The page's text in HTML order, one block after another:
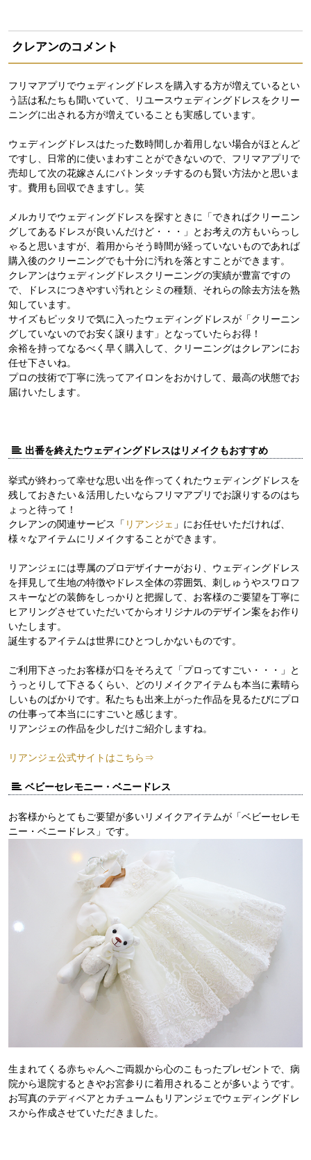
クレアンのコメント
フリマアプリでウェディングドレスを購入する方が増えているとい
う話は私たちも聞いていて、リユースウェディングドレスをクリー
ニングに出される方が増えていることも実感しています。
ウェディングドレスはたった数時間しか着用しない場合がほとんど
ですし、日常的に使いまわすことができないので、フリマアプリで
売却して次の花嫁さんにバトンタッチするのも賢い方法かと思いま
す。費用も回収できますし。笑
メルカリでウェディングドレスを探すときに「できればクリーニン
グしてあるドレスが良いんだけど・・・」とお考えの方もいらっし
ゃると思いますが、着用からそう時間が経っていないものであれば
購入後のクリーニングでも十分に汚れを落とすことができます。
クレアンはウェディングドレスクリーニングの実績が豊富ですの
で、ドレスにつきやすい汚れとシミの種類、それらの除去方法を熟
知しています。
サイズもピッタリで気に入ったウェディングドレスが「クリーニン
グしていないのでお安く譲ります」となっていたらお得！
余裕を持ってなるべく早く購入して、クリーニングはクレアンにお
任せ下さいね。
プロの技術で丁寧に洗ってアイロンをおかけして、最高の状態でお
届けいたします。
出番を終えたウェディングドレスはリメイクもおすすめ
挙式が終わって幸せな思い出を作ってくれたウェディングドレスを
残しておきたい＆活用したいならフリマアプリでお譲りするのはち
ょっと待って！
クレアンの関連サービス「 リアンジェ 」にお任せいただければ、
様々なアイテムにリメイクすることができます。
リアンジェには専属のプロデザイナーがおり、ウェディングドレス
を拝見して生地の特徴やドレス全体の雰囲気、刺しゅうやスワロフ
スキーなどの装飾をしっかりと把握して、お客様のご要望を丁寧に
ヒアリングさせていただいてからオリジナルのデザイン案をお作り
いたします。
誕生するアイテムは世界にひとつしかないものです。
ご利用下さったお客様が口をそろえて「プロってすごい・・・」と
うっとりして下さるくらい、どのリメイクアイテムも本当に素晴ら
しいものばかりです。私たちも出来上がった作品を見るたびにプロ
の仕事って本当ににすごいと感じます。
リアンジェの作品を少しだけご紹介しますね。
リアンジェ公式サイトはこちら⇒
ベビーセレモニー・ベニードレス
お客様からとてもご要望が多いリメイクアイテムが「ベビーセレモ
ニー・ベニードレス」です。
生まれてくる赤ちゃんへご両親から心のこもったプレゼントで、病
院から退院するときやお宮参りに着用されることが多いようです。
お写真のテディベアとカチュームもリアンジェでウェディングドレ
スから作成させていただきました。